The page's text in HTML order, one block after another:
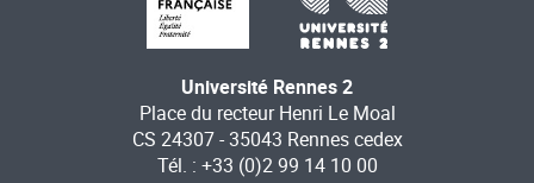
Université Rennes 2
Place du recteur Henri Le Moal
CS 24307 - 35043 Rennes cedex
Tél. : +33 (0)2 99 14 10 00